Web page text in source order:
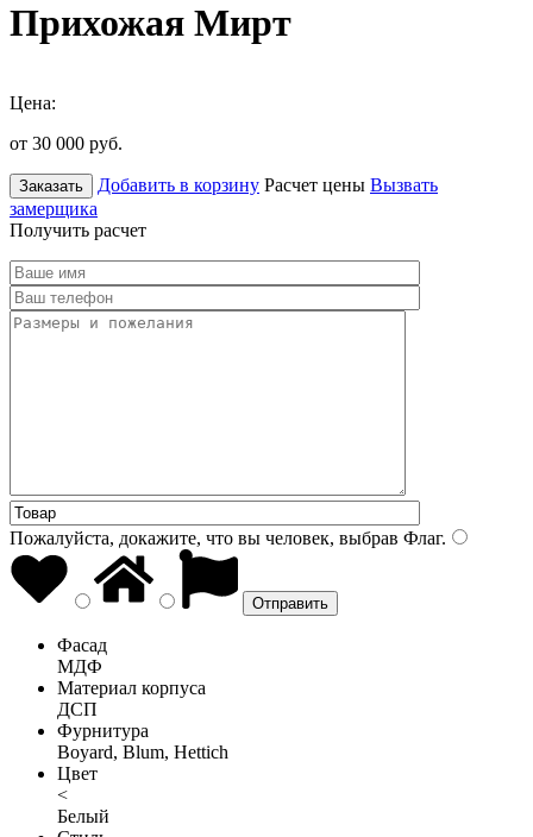
Прихожая Мирт
Цена:
от 30 000 руб.
Заказать Добавить в корзину Расчет цены Вызвать
замерщика
Получить расчет
Пожалуйста, докажите, что вы человек, выбрав Флаг.
Фасад
МДФ
Материал корпуса
ДСП
Фурнитура
Boyard, Blum, Hettich
Цвет
<
Белый